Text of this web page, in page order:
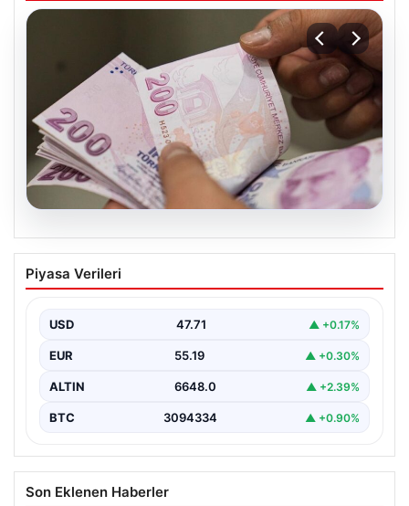
07.08.2026
Bayram ikramiyeleri ne zaman yatacak?
2026 Kurban Bayramı emekli ikramiye
Piyasa Verileri
USD 47.71 ▲ +0.17%
EUR 55.19 ▲ +0.30%
ALTIN 6648.0 ▲ +2.39%
BTC 3094334 ▲ +0.90%
Son Eklenen Haberler